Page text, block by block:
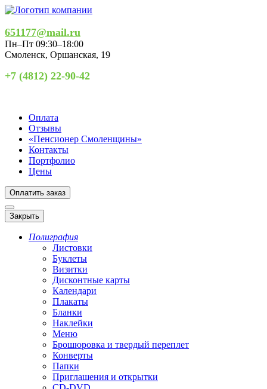
651177@mail.ru
Пн–Пт 09:30–18:00
Смоленск, Оршанская, 19
+7 (4812) 22-90-42
Оплата
Отзывы
«Пенсионер Смоленщины»
Контакты
Портфолио
Цены
Оплатить заказ
Закрыть
Полиграфия
Листовки
Буклеты
Визитки
Дисконтные карты
Календари
Плакаты
Бланки
Наклейки
Меню
Брошюровка и твердый переплет
Конверты
Папки
Приглашения и открытки